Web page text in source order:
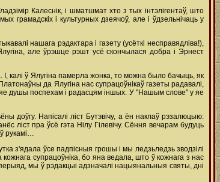
Калеснік, і шматшмат хто з тых інтэлігентаў, што
грамадскіх і культурных дзеячоў, але і ўдзельнічаць у
нашага рэдактара і газету (усёткі несправядліва!),
але ўрэшце рэшт усё скончылася добра і Эрнест
калі ў Ялугіна памерла жонка, то можна было бачыць, як
да Ялугіна нас супрацоўнікаў газеты радавалі,
душы поспехам і радасцям іншых. У "Нашым слове" у яе
доўгу. Напісалі ліст Бутэвічу, а ён наклаў рэзалюцыю:
ліст пра ўсё гэта Нілу Гілевічу. Сёння вечарам будуць
рукамі…
з'ядала ўсе падпісныя грошы і мы ледзьледзь зводзілі
супрацоўніка, бо яна ведала, што ў кожнага з нас
мы ў рэдакцыі адзначалі нацыянальныя святы, дні